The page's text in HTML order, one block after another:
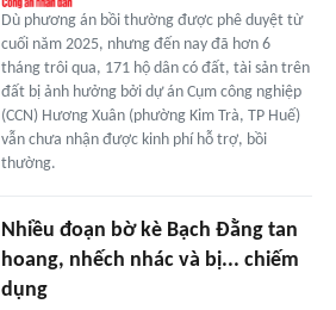
Dù phương án bồi thường được phê duyệt từ
cuối năm 2025, nhưng đến nay đã hơn 6
tháng trôi qua, 171 hộ dân có đất, tài sản trên
đất bị ảnh hưởng bởi dự án Cụm công nghiệp
(CCN) Hương Xuân (phường Kim Trà, TP Huế)
vẫn chưa nhận được kinh phí hỗ trợ, bồi
thường.
Nhiều đoạn bờ kè Bạch Đằng tan
hoang, nhếch nhác và bị... chiếm
dụng